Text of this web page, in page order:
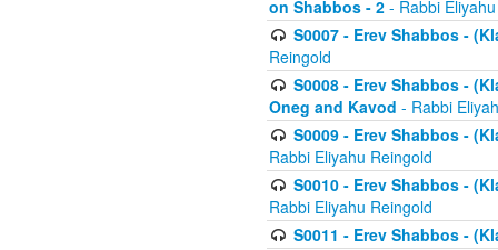
on Shabbos - 2 - Rabbi
S0007 - Erev Shabbos -
Reingold
S0008 - Erev Shabbos -
Oneg and Kavod - Rabbi
S0009 - Erev Shabbos -
Rabbi Eliyahu Reingold
S0010 - Erev Shabbos -
Rabbi Eliyahu Reingold
S0011 - Erev Shabbos -